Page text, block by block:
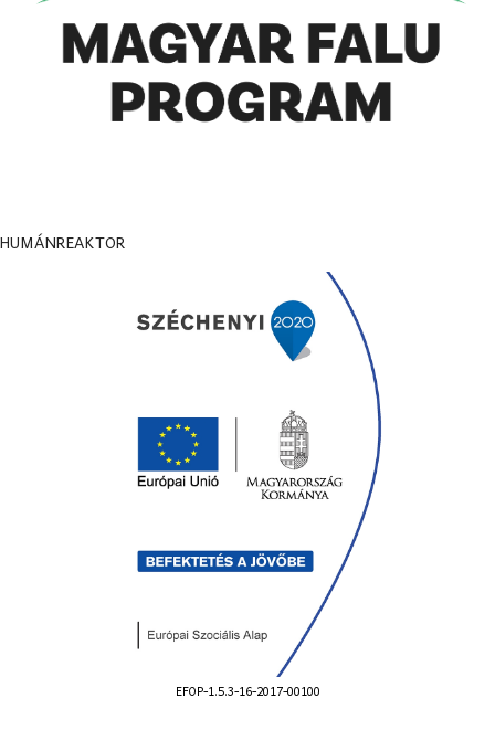
HUMÁNREAKTOR
EFOP-1.5.3-16-2017-00100